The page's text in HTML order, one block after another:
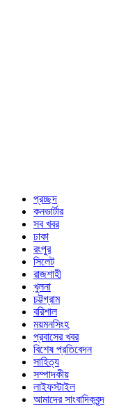
প্রচ্ছদ
কনভার্টার
সব খবর
ঢাকা
রংপুর
সিলেট
রাজশাহী
খুলনা
চট্টগ্রাম
বরিশাল
ময়মনসিংহ
প্রবাসের খবর
বিশেষ প্রতিবেদন
সাহিত্য
সম্পাদকীয়
লাইফস্টাইল
আমাদের সাংবাদিকবৃন্দ